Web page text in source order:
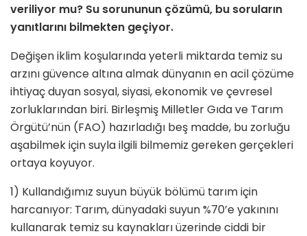
veriliyor mu? Su sorununun çözümü, bu soruların
yanıtlarını bilmekten geçiyor.
Değişen iklim koşularında yeterli miktarda temiz su
arzını güvence altına almak dünyanın en acil çözüme
ihtiyaç duyan sosyal, siyasi, ekonomik ve çevresel
zorluklarından biri. Birleşmiş Milletler Gıda ve Tarım
Örgütü’nün (FAO) hazırladığı beş madde, bu zorluğu
aşabilmek için suyla ilgili bilmemiz gereken gerçekleri
ortaya koyuyor.
1) Kullandığımız suyun büyük bölümü tarım için
harcanıyor: Tarım, dünyadaki suyun %70’e yakınını
kullanarak temiz su kaynakları üzerinde ciddi bir